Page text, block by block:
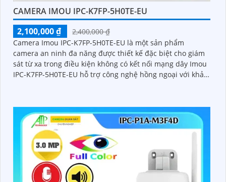
CAMERA IMOU IPC-K7FP-5H0TE-EU
2,100,000 ₫
2,400,000 ₫
Camera Imou IPC-K7FP-5H0TE-EU là một sản phẩm
camera an ninh đa năng được thiết kế đặc biệt cho giám
sát từ xa trong điều kiện không có kết nối mạng dây Imou
IPC-K7FP-5H0TE-EU hỗ trợ công nghệ hồng ngoại với khả
Nam đàm thoại 2 chiều phát hiện con người phát hiện
chuyển động và báo động thông minh